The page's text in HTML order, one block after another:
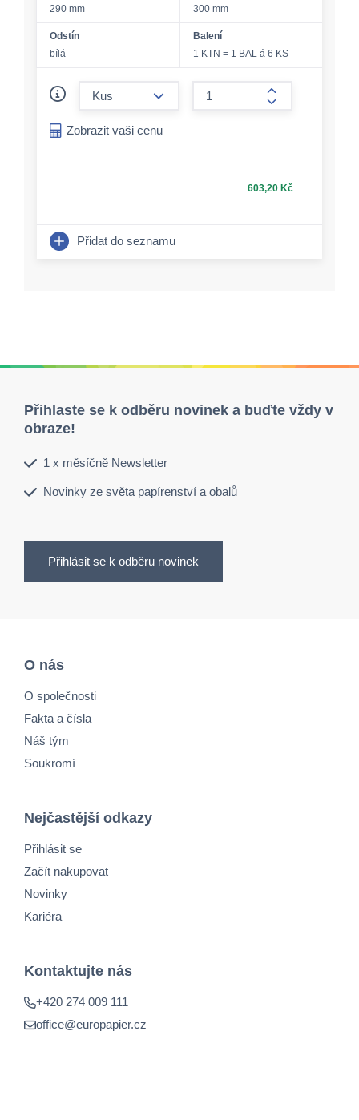
290 mm
300 mm
Odstín
bílá
Balení
1 KTN = 1 BAL á 6 KS
form.increase-
Zobrazit vaši cenu
603,20 Kč
Přidat do seznamu
Přihlaste se k odběru novinek a buďte vždy v
obraze!
1 x měsíčně Newsletter
Novinky ze světa papírenství a obalů
Přihlásit se k odběru novinek
O nás
O společnosti
Fakta a čísla
Náš tým
Soukromí
Nejčastější odkazy
Přihlásit se
Začít nakupovat
Novinky
Kariéra
Kontaktujte nás
+420 274 009 111
office@europapier.cz